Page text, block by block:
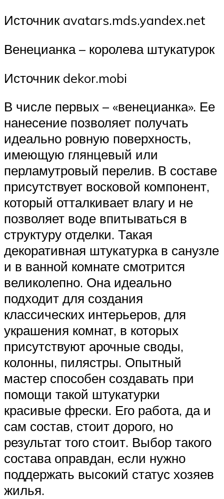
Источник avatars.mds.yandex.net
Венецианка – королева штукатурок
Источник dekor.mobi
В числе первых – «венецианка». Ее
нанесение позволяет получать
идеально ровную поверхность,
имеющую глянцевый или
перламутровый перелив. В составе
присутствует восковой компонент,
который отталкивает влагу и не
позволяет воде впитываться в
структуру отделки. Такая
декоративная штукатурка в санузле
и в ванной комнате смотрится
великолепно. Она идеально
подходит для создания
классических интерьеров, для
украшения комнат, в которых
присутствуют арочные своды,
колонны, пилястры. Опытный
мастер способен создавать при
помощи такой штукатурки
красивые фрески. Его работа, да и
сам состав, стоит дорого, но
результат того стоит. Выбор такого
состава оправдан, если нужно
поддержать высокий статус хозяев
жилья.